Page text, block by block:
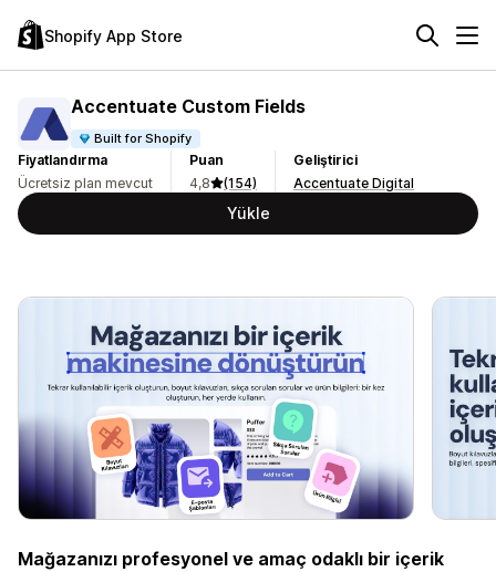
Shopify App Store
Accentuate Custom Fields
Built for Shopify
Fiyatlandırma
Ücretsiz plan mevcut
Puan
4,8
(154)
Geliştirici
Accentuate Digital
Yükle
Mağazanızı profesyonel ve amaç odaklı bir içerik